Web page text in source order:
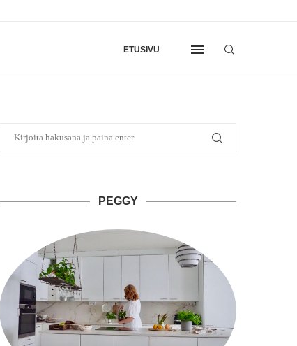
ETUSIVU
PEGGY